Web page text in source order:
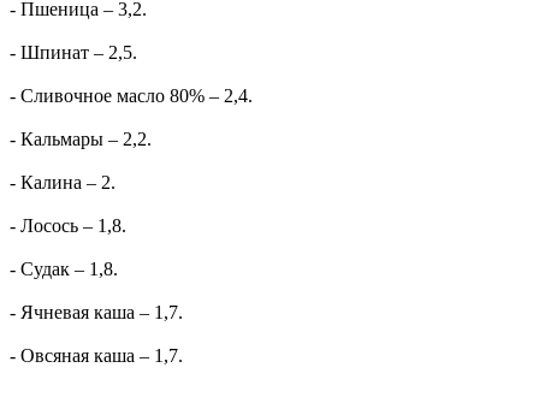
- Пшеница – 3,2.
- Шпинат – 2,5.
- Сливочное масло 80% – 2,4.
- Кальмары – 2,2.
- Калина – 2.
- Лосось – 1,8.
- Судак – 1,8.
- Ячневая каша – 1,7.
- Овсяная каша – 1,7.